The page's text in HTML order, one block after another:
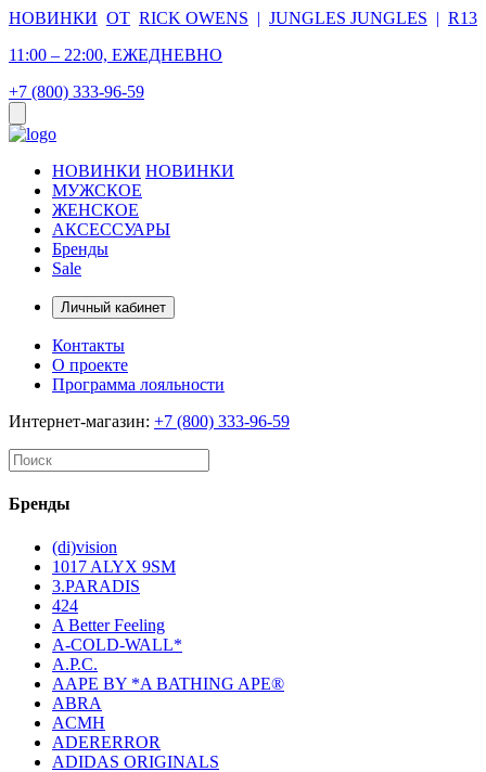
НОВИНКИ ОТ RICK OWENS | JUNGLES JUNGLES | R13
11:00 – 22:00, ЕЖЕДНЕВНО
+7 (800) 333-96-59
НОВИНКИ НОВИНКИ
МУЖСКОЕ
ЖЕНСКОЕ
АКСЕССУАРЫ
Бренды
Sale
Личный кабинет
Контакты
О проекте
Программа лояльности
Интернет-магазин: +7 (800) 333-96-59
Бренды
(di)vision
1017 ALYX 9SM
3.PARADIS
424
A Better Feeling
A-COLD-WALL*
A.P.C.
AAPE BY *A BATHING APE®
ABRA
ACMH
ADERERROR
ADIDAS ORIGINALS